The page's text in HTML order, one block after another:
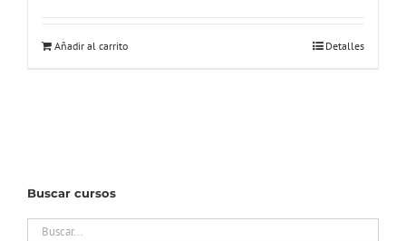
era:
Añadir al carrito Detalles
Buscar cursos